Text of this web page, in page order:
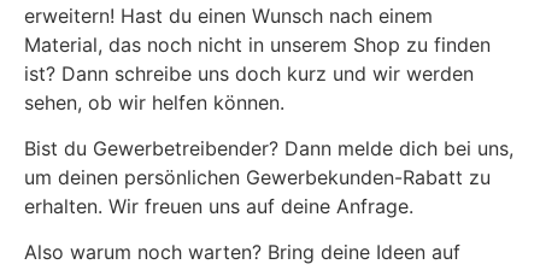
erweitern! Hast du einen Wunsch nach einem
Material, das noch nicht in unserem Shop zu finden
ist? Dann schreibe uns doch kurz und wir werden
sehen, ob wir helfen können.
Bist du Gewerbetreibender? Dann melde dich bei uns,
um deinen persönlichen Gewerbekunden-Rabatt zu
erhalten. Wir freuen uns auf deine Anfrage.
Also warum noch warten? Bring deine Ideen auf